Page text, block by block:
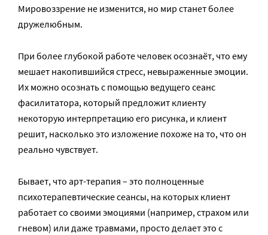
Мировоззрение не изменится, но мир станет более
дружелюбным.
При более глубокой работе человек осознаёт, что ему
мешает накопившийся стресс, невыраженные эмоции.
Их можно осознать с помощью ведущего сеанс
фасилитатора, который предложит клиенту
некоторую интерпретацию его рисунка, и клиент
решит, насколько это изложение похоже на то, что он
реально чувствует.
Бывает, что арт-терапия – это полноценные
психотерапевтические сеансы, на которых клиент
работает со своими эмоциями (например, страхом или
гневом) или даже травмами, просто делает это с